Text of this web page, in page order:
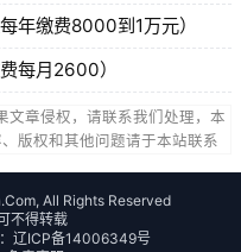
文章侵权，请联系我们处理，本
版权和其他问题请于本站联系
年缴费8000到1万元）
每月2600）
All Rights Reserved
不得转载
辽ICP备14006349号